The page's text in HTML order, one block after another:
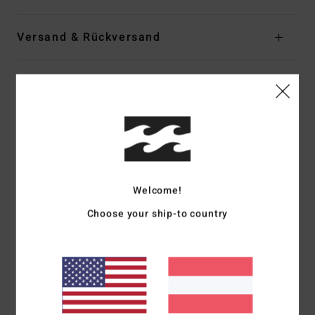
Versand & Rückversand
Durchschnittliche Bewertung
4.0/5
Komfort
4.0
Preis-Leistungs-Verhältnis
Welcome!
Choose your ship-to country